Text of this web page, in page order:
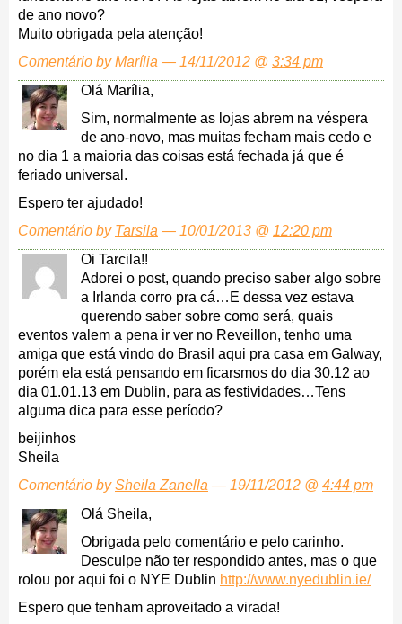
de ano novo?
Muito obrigada pela atenção!
Comentário by Marília — 14/11/2012 @ 3:34 pm
Olá Marília,
Sim, normalmente as lojas abrem na véspera
de ano-novo, mas muitas fecham mais cedo e
no dia 1 a maioria das coisas está fechada já que é
feriado universal.
Espero ter ajudado!
Comentário by Tarsila — 10/01/2013 @ 12:20 pm
Oi Tarcila!!
Adorei o post, quando preciso saber algo sobre
a Irlanda corro pra cá…E dessa vez estava
querendo saber sobre como será, quais
eventos valem a pena ir ver no Reveillon, tenho uma
amiga que está vindo do Brasil aqui pra casa em Galway,
porém ela está pensando em ficarsmos do dia 30.12 ao
dia 01.01.13 em Dublin, para as festividades…Tens
alguma dica para esse período?
beijinhos
Sheila
Comentário bySheila Zanella — 19/11/2012 @ 4:44 pm
Olá Sheila,
Obrigada pelo comentário e pelo carinho.
Desculpe não ter respondido antes, mas o que
rolou por aqui foi o NYE Dublin http://www.nyedublin.ie/
Espero que tenham aproveitado a virada!